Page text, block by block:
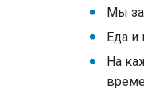
Мы
Еда и
На